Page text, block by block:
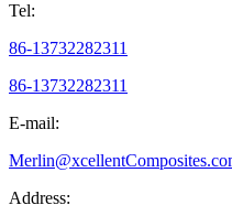
Tel:
86-13732282311
86-13732282311
E-mail:
Address: